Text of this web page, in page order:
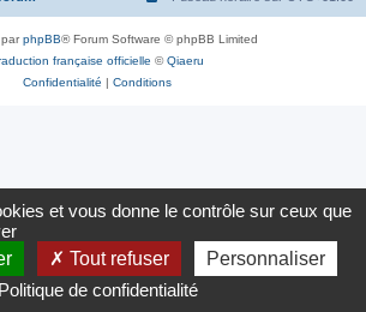
parphpBB® Forum Software © phpBB Limited
française officielle ©Qiaeru
Confidentialité | Conditions
et vous donne le contrôle sur ceux que
Tout refuser
Personnaliser
Politique de confidentialité